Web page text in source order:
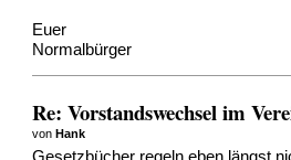
Euer
Normalbürger
Re: Vorstandswechsel im
vonHank